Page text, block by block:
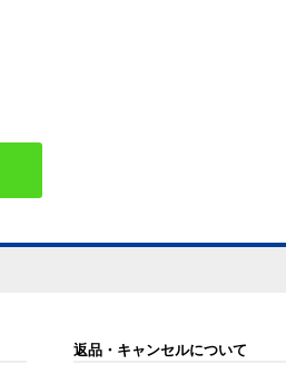
返品・キャンセルについて